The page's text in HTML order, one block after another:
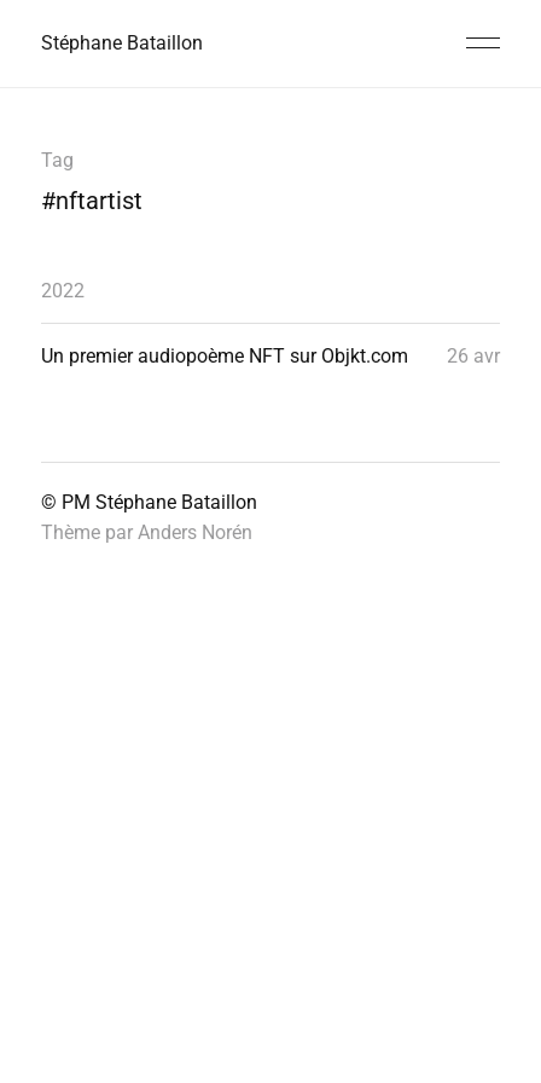
Stéphane Bataillon
Tag
#nftartist
2022
Un premier audiopoème NFT sur Objkt.com 26 avr
© PM Stéphane Bataillon
Thème par Anders Norén